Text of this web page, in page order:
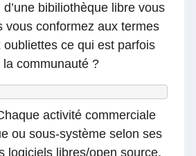
bibiliothèque libre vous
vous conformez aux termes
ce qui est parfois
communauté ?
activité commerciale
ou sous-système selon ses
logiciels libres/open source,